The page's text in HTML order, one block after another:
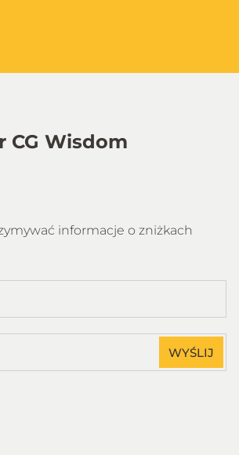
CG Wisdom
informacje o zniżkach
WYŚLIJ